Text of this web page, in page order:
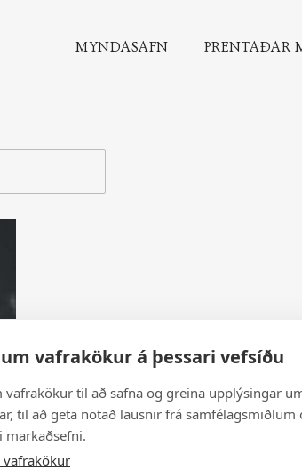
MYNDASAFN PRENTAÐAR
vafrakökur á þessari vefsíðu
vafrakökur til að safna og greina upplýsingar
til að geta notað lausnir frá
markaðsefni.
vafrakökur